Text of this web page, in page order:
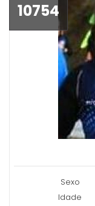
10754
Sexo
Idade